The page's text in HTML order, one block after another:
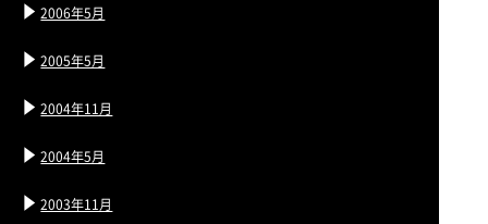
2006年5月
2005年5月
2004年11月
2004年5月
2003年11月